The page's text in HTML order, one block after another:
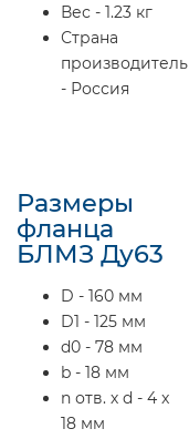
Вес - 1.23 кг
Страна
производитель
- Россия
Размеры
фланца
БЛМЗ Ду63
D - 160 мм
D1 - 125 мм
d0 - 78 мм
b - 18 мм
n отв. х d - 4 x
18 мм